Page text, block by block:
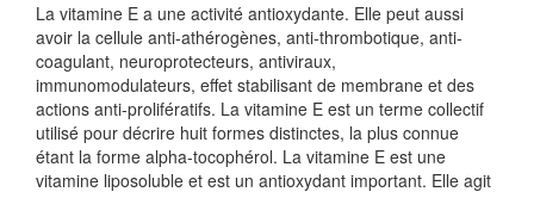
La vitamine E a une activité antioxydante. Elle peut aussi
avoir la cellule anti-athérogènes, anti-thrombotique, anti-
coagulant, neuroprotecteurs, antiviraux,
immunomodulateurs, effet stabilisant de membrane et des
actions anti-prolifératifs. La vitamine E est un terme collectif
utilisé pour décrire huit formes distinctes, la plus connue
étant la forme alpha-tocophérol. La vitamine E est une
vitamine liposoluble et est un antioxydant important. Elle agit